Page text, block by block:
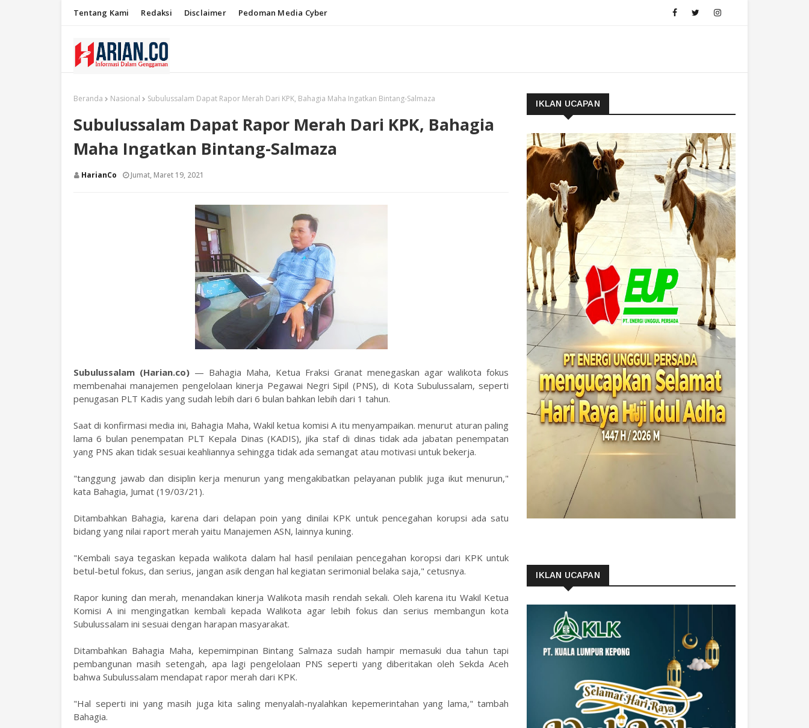
Tentang Kami Redaksi Disclaimer Pedoman Media Cyber
Beranda Nasional Subulussalam Dapat Rapor Merah Dari KPK, Bahagia Maha Ingatkan Bintang-Salmaza
Subulussalam Dapat Rapor Merah Dari KPK, Bahagia
Maha Ingatkan Bintang-Salmaza
HarianCo Jumat, Maret 19, 2021
Subulussalam (Harian.co) — Bahagia Maha, Ketua Fraksi Granat menegaskan agar walikota fokus
membenahai manajemen pengelolaan kinerja Pegawai Negri Sipil (PNS), di Kota Subulussalam, seperti
penugasan PLT Kadis yang sudah lebih dari 6 bulan bahkan lebih dari 1 tahun.
Saat di konfirmasi media ini, Bahagia Maha, Wakil ketua komisi A itu menyampaikan. menurut aturan paling
lama 6 bulan penempatan PLT Kepala Dinas (KADIS), jika staf di dinas tidak ada jabatan penempatan
yang PNS akan tidak sesuai keahliannya sehingga tidak ada semangat atau motivasi untuk bekerja.
"tanggung jawab dan disiplin kerja menurun yang mengakibatkan pelayanan publik juga ikut menurun,"
kata Bahagia, Jumat (19/03/21).
Ditambahkan Bahagia, karena dari delapan poin yang dinilai KPK untuk pencegahan korupsi ada satu
bidang yang nilai raport merah yaitu Manajemen ASN, lainnya kuning.
"Kembali saya tegaskan kepada walikota dalam hal hasil penilaian pencegahan koropsi dari KPK untuk
betul-betul fokus, dan serius, jangan asik dengan hal kegiatan serimonial belaka saja," cetusnya.
Rapor kuning dan merah, menandakan kinerja Walikota masih rendah sekali. Oleh karena itu Wakil Ketua
Komisi A ini mengingatkan kembali kepada Walikota agar lebih fokus dan serius membangun kota
Subulussalam ini sesuai dengan harapan masyarakat.
Ditambahkan Bahagia Maha, kepemimpinan Bintang Salmaza sudah hampir memasuki dua tahun tapi
pembangunan masih setengah, apa lagi pengelolaan PNS seperti yang diberitakan oleh Sekda Aceh
bahwa Subulussalam mendapat rapor merah dari KPK.
"Hal seperti ini yang masih juga kita saling menyalah-nyalahkan kepemerintahan yang lama," tambah
Bahagia.
IKLAN UCAPAN
IKLAN UCAPAN